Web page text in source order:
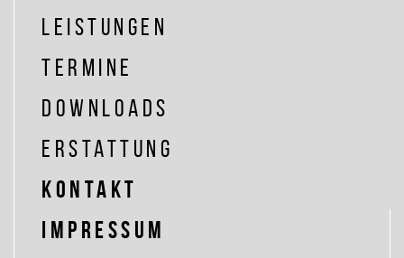
Leistungen
Termine
Downloads
Erstattung
Kontakt
Impressum